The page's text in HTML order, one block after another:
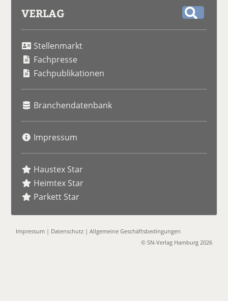
VERLAG
Stellenmarkt
Fachpresse
Fachpublikationen
Branchendatenbank
Impressum
Haustex Star
Heimtex Star
Parkett Star
Impressum | Datenschutz |Allgemeine Geschäftsbedingungen
© SN-Verlag Hamburg 2026